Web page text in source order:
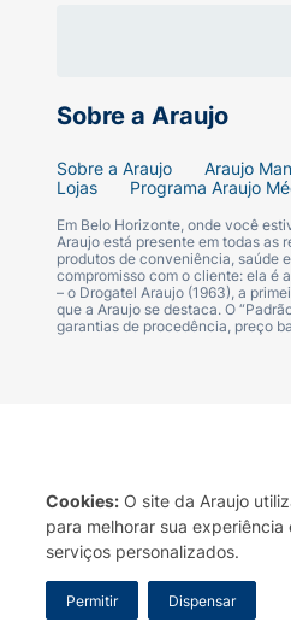
Cookies: O site da Araujo
para melhorar sua experiência
serviços personalizados.
Permitir Dispensar
Contém Aveia :
Contém
Contém
Pode Conter
Informação
Contém aveia
Sobre a Araujo
Sobre a Araujo Araujo
Lojas
Programa Araujo
Em Belo Horizonte, onde você
Araujo está presente em todas as
produtos de conveniência, saúde
compromisso com o cliente: ela é
– o Drogatel Araujo (1963), a
que a Araujo se destaca. O
garantias de procedência, preço
A Drogaria Araujo S/A informa
marca. Para sua segurança
Araujo S.A. Em caso de dúvidas,
Razão Social: Drogaria Araujo
0300.313.1010 e (31) 3270-